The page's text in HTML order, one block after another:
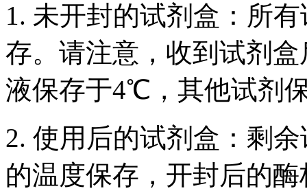
1. 未开封的试剂盒：所
存。请注意，收到试剂
液保存于4℃，其他试剂
2. 使用后的试剂盒：剩
的温度保存，开封后的